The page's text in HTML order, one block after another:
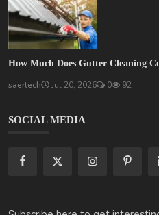
How Much Does Gutter Cleaning
saertech Jul 20, 2026 0 92
SOCIAL MEDIA